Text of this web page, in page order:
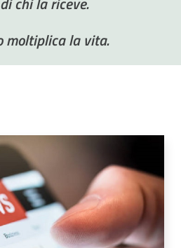
moltiplica la vita.